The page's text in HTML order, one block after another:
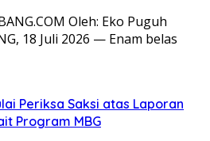
Oleh: Eko Puguh
18 Juli 2026 — Enam belas
Periksa Saksi atas Laporan
Program MBG